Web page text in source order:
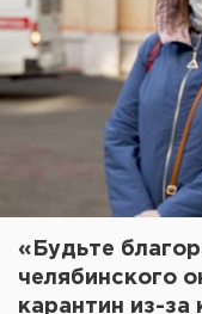
«Будьте
челябинского
карантин из-за